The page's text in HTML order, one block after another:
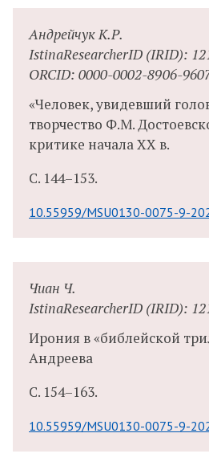
Андрейчук К.Р.
IstinaResearcherID (IRID):
ORCID: 0000-0002-8906-
«Человек, увидевший
творчество Ф.М.
критике начала XX в.
С. 144–153.
10.55959/MSU0130-0075-9-
Чиан Ч.
IstinaResearcherID (IRID):
Ирония в «библейской
Андреева
С. 154–163.
10.55959/MSU0130-0075-9-